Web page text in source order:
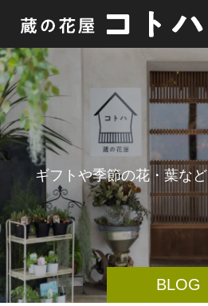
BLOG
ギフ ト や季節の花 ・ 葉な ど